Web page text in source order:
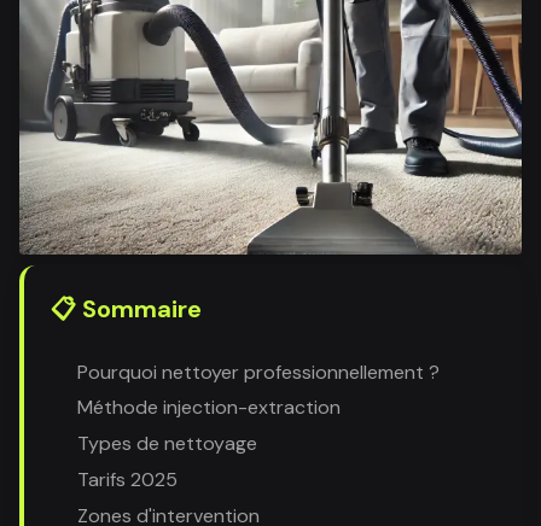
📋 Sommaire
Pourquoi nettoyer professionnellement ?
Méthode injection-extraction
Types de nettoyage
Tarifs 2025
Zones d'intervention